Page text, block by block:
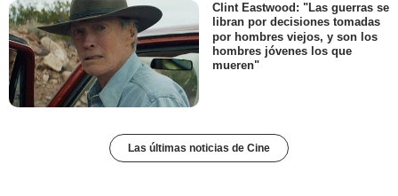
Clint Eastwood: "Las guerras se
libran por decisiones tomadas
por hombres viejos, y son los
hombres jóvenes los que
mueren"
Las últimas noticias de Cine